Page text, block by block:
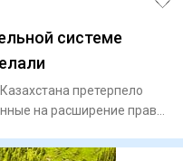
системе
претерпело
на расширение прав